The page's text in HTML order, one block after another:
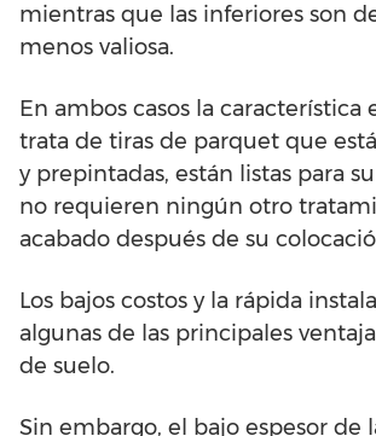
mientras que las inferiores son
menos valiosa.
En ambos casos la característica
trata de tiras de parquet que
y prepintadas, están listas para
no requieren ningún otro
acabado después de su
Los bajos costos y la rápida
algunas de las principales
de suelo.
Sin embargo, el bajo espesor de